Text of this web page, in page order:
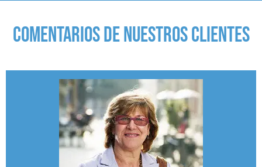
COMENTARIOS DE NUESTROS CLIENTES